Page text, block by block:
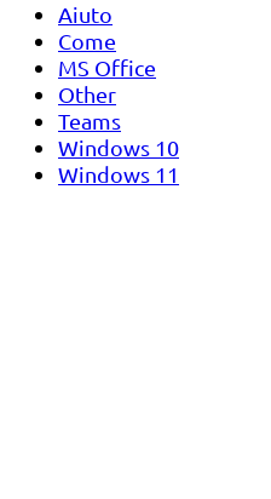
Aiuto
Come
MS Office
Other
Teams
Windows 10
Windows 11